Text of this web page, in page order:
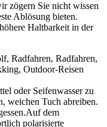
zögern Sie nicht wissen
Ablösung bieten.
Haltbarkeit in der
Radfahren, Radfahren,
Outdoor-Reisen
oder Seifenwasser zu
weichen Tuch abreiben.
dem
polarisierte